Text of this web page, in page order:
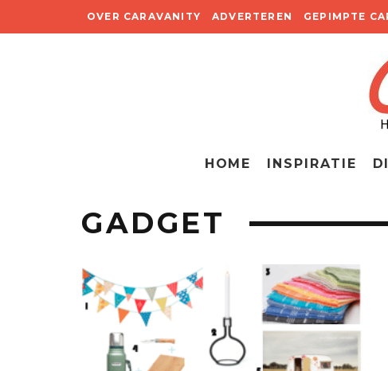
OVER CARAVANITY ADVERTEREN GEPIMPTE
HOME INSPIRATIE
GADGET